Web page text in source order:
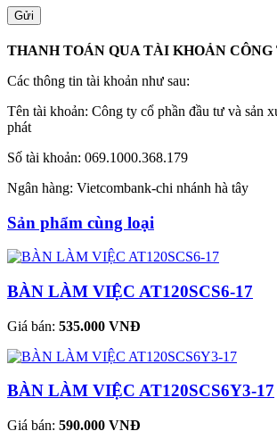
THANH TOÁN QUA TÀI KHOẢN CÔNG
Các thông tin tài khoản như sau:
Tên tài khoản: Công ty cổ phần đầu tư và sản
phát
Số tài khoản: 069.1000.368.179
Ngân hàng: Vietcombank-chi nhánh hà tây
Sản phẩm cùng loại
BÀN LÀM VIỆC AT120SCS6-17
Giá bán: 535.000 VNĐ
BÀN LÀM VIỆC AT120SCS6Y3-17
Giá bán: 590.000 VNĐ